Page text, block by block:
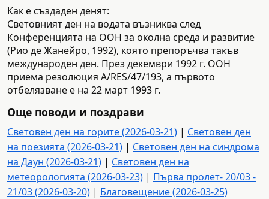
Как е създаден денят:
Световният ден на водата възниква след
Конференцията на ООН за околна среда и развитие
(Рио де Жанейро, 1992), която препоръчва такъв
международен ден. През декември 1992 г. ООН
приема резолюция A/RES/47/193, а първото
отбелязване е на 22 март 1993 г.
Още поводи и поздрави
Световен ден на горите (2026-03-21) | Световен ден
на поезията (2026-03-21) | Световен ден на синдрома
на Даун (2026-03-21) | Световен ден на
метеорологията (2026-03-23) | Първа пролет- 20/03 -
21/03 (2026-03-20) | Благовещение (2026-03-25)